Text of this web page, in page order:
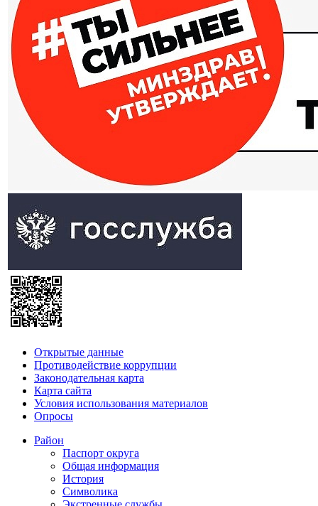
Открытые данные
Противодействие коррупции
Законодательная карта
Карта сайта
Условия использования материалов
Опросы
Район
Паспорт округа
Общая информация
История
Символика